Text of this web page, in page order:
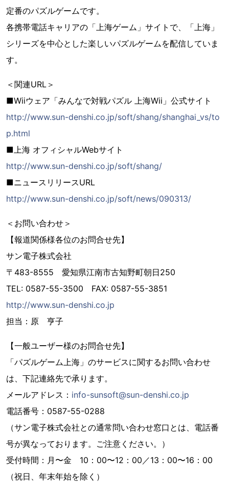
定番のパズルゲームです。
各携帯電話キャリアの「上海ゲーム」サイトで、「上海」
シリーズを中心とした楽しいパズルゲームを配信していま
す。
＜関連URL＞
■Wiiウェア「みんなで対戦パズル 上海Wii」公式サイト
http://www.sun-denshi.co.jp/soft/shang/shanghai_vs/to
p.html
■上海 オフィシャルWebサイト
http://www.sun-denshi.co.jp/soft/shang/
■ニュースリリースURL
http://www.sun-denshi.co.jp/soft/news/090313/
＜お問い合わせ＞
【報道関係様各位のお問合せ先】
サン電子株式会社
〒483-8555 愛知県江南市古知野町朝日250
TEL: 0587-55-3500 FAX: 0587-55-3851
http://www.sun-denshi.co.jp
担当：原 亨子
【一般ユーザー様のお問合せ先】
「パズルゲーム上海」のサービスに関するお問い合わせ
は、下記連絡先で承ります。
メールアドレス： info-sunsoft@sun-denshi.co.jp
電話番号：0587-55-0288
（サン電子株式会社との通常問い合わせ窓口とは、電話番
号が異なっております。ご注意ください。）
受付時間：月〜金 10：00〜12：00／13：00〜16：00
（祝日、年末年始を除く）